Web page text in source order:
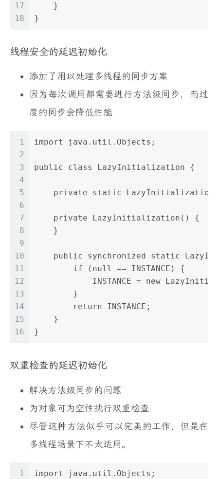
17
18
    }
}
线程安全的延迟初始化
添加了用以处理多线程的同步方案
因为每次调用都需要进行方法级同步，而过
度的同步会降低性能
1
2
3
4
5
6
7
8
9
10
11
12
13
14
15
16
import java.util.Objects;
public class LazyInitialization {
private static LazyInitialization
    private LazyInitialization() {
    }
public synchronized static
        if (null == INSTANCE) {
INSTANCE = new
        }
        return INSTANCE;
    }
}
双重检查的延迟初始化
解决方法级同步的问题
为对象可为空性执行双重检查
尽管这种方法似乎可以完美的工作，但是在
多线程场景下不太适用。
1
import java.util.Objects;